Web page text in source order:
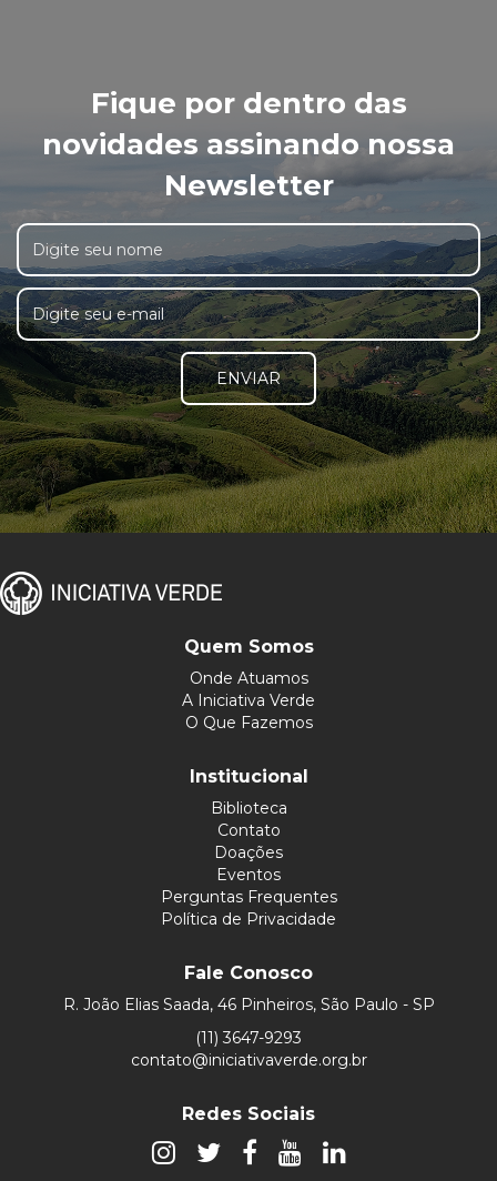
Fique por dentro das
novidades assinando nossa
Newsletter
ENVIAR
Quem Somos
Onde Atuamos
A Iniciativa Verde
O Que Fazemos
Institucional
Biblioteca
Contato
Doações
Eventos
Perguntas Frequentes
Política de Privacidade
Fale Conosco
R. João Elias Saada, 46 Pinheiros, São Paulo - SP
(11) 3647-9293
contato@iniciativaverde.org.br
Redes Sociais